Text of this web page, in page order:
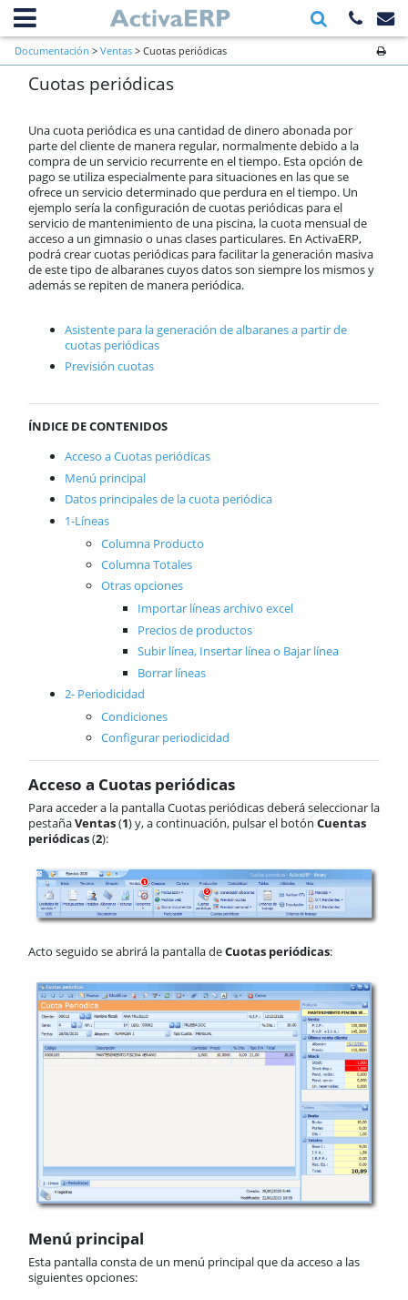
Información general
Primeros pasos a verificar al inicio
de una empresa
Contactos
Clientes
Presupuestos
Pedido de cliente
Albaranes
Facturas
Cuotas periódicas
TPV
Previsión Semanal
Prioridad de aplicación de
descuentos
Prioridad de aplicación de tarifas
Precios especiales
Rutas
Reservas
Transportistas
Operarios
Maquinaria
Borrar documentos
Documentos recientes
Contabilidad
Órdenes de trabajo
Calendario
Comunes
ActivaConnect
Business Intelligence
Inbox
Tablas
Soporte
Documentación > Ventas > Cuotas periódicas
Cuotas periódicas
Una cuota periódica es una cantidad de dinero abonada por
parte del cliente de manera regular, normalmente debido a la
compra de un servicio recurrente en el tiempo. Esta opción de
pago se utiliza especialmente para situaciones en las que se
ofrece un servicio determinado que perdura en el tiempo. Un
ejemplo sería la configuración de cuotas periódicas para el
servicio de mantenimiento de una piscina, la cuota mensual de
acceso a un gimnasio o unas clases particulares. En ActivaERP,
podrá crear cuotas periódicas para facilitar la generación masiva
de este tipo de albaranes cuyos datos son siempre los mismos y
además se repiten de manera periódica.
Asistente para la generación de albaranes a partir de
cuotas periódicas
Previsión cuotas
ÍNDICE DE CONTENIDOS
Acceso a Cuotas periódicas
Menú principal
Datos principales de la cuota periódica
1-Líneas
Columna Producto
Columna Totales
Otras opciones
Importar líneas archivo excel
Precios de productos
Subir línea, Insertar línea o Bajar línea
Borrar líneas
2- Periodicidad
Condiciones
Configurar periodicidad
Acceso a Cuotas periódicas
Para acceder a la pantalla Cuotas periódicas deberá seleccionar la
pestañaVentas(1) y, a continuación, pulsar el botón Cuentas
periódicas(2):
Acto seguido se abrirá la pantalla deCuotas periódicas:
Menú principal
Esta pantalla consta de un menú principal que da acceso a las
siguientes opciones: